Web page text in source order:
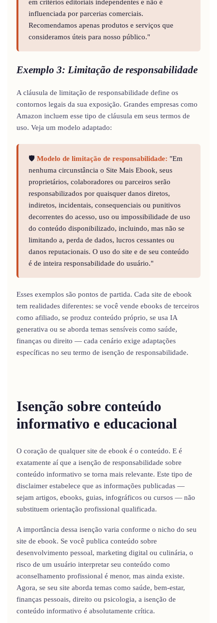
em critérios editoriais independentes e não é
influenciada por parcerias comerciais.
Recomendamos apenas produtos e serviços que
consideramos úteis para nosso público."
Exemplo 3: Limitação de responsabilidade
A cláusula de limitação de responsabilidade define os
contornos legais da sua exposição. Grandes empresas como
Amazon incluem esse tipo de cláusula em seus termos de
uso. Veja um modelo adaptado:
🛡️ Modelo de limitação de responsabilidade: "Em
nenhuma circunstância o Site Mais Ebook, seus
proprietários, colaboradores ou parceiros serão
responsabilizados por quaisquer danos diretos,
indiretos, incidentais, consequenciais ou punitivos
decorrentes do acesso, uso ou impossibilidade de uso
do conteúdo disponibilizado, incluindo, mas não se
limitando a, perda de dados, lucros cessantes ou
danos reputacionais. O uso do site e de seu conteúdo
é de inteira responsabilidade do usuário."
Esses exemplos são pontos de partida. Cada site de ebook
tem realidades diferentes: se você vende ebooks de terceiros
como afiliado, se produz conteúdo próprio, se usa IA
generativa ou se aborda temas sensíveis como saúde,
finanças ou direito — cada cenário exige adaptações
específicas no seu termo de isenção de responsabilidade.
Isenção sobre conteúdo
informativo e educacional
O coração de qualquer site de ebook é o conteúdo. E é
exatamente aí que a isenção de responsabilidade sobre
conteúdo informativo se torna mais relevante. Este tipo de
disclaimer estabelece que as informações publicadas —
sejam artigos, ebooks, guias, infográficos ou cursos — não
substituem orientação profissional qualificada.
A importância dessa isenção varia conforme o nicho do seu
site de ebook. Se você publica conteúdo sobre
desenvolvimento pessoal, marketing digital ou culinária, o
risco de um usuário interpretar seu conteúdo como
aconselhamento profissional é menor, mas ainda existe.
Agora, se seu site aborda temas como saúde, bem-estar,
finanças pessoais, direito ou psicologia, a isenção de
conteúdo informativo é absolutamente crítica.